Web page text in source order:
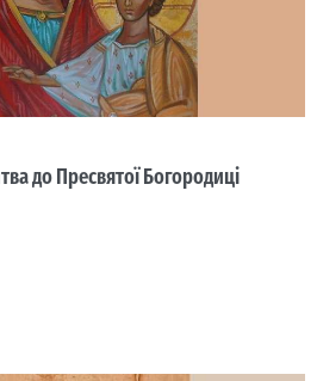
до Пресвятої Богородиці